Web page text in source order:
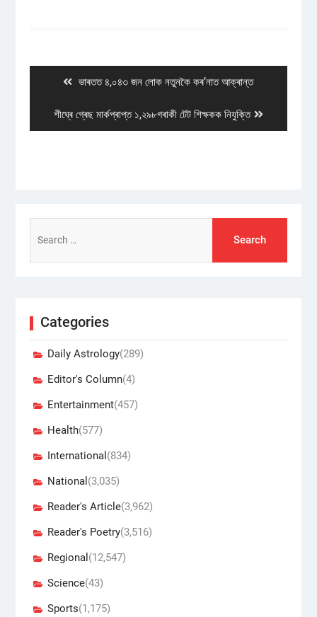
Previous
ভাৰতত ৪,০৪৩ জন লোক নতুনকৈ কৰ’নাত আক্ৰান্ত
Next
post:
শীঘ্ৰে গ্ৰেছ মাৰ্কপ্ৰাপ্ত ১,২৯৮গৰাকী টেট শিক্ষকক নিযুক্তি
for:
Categories
Daily Astrology(289)
Editor's Column(4)
Entertainment(457)
Health(577)
International (834)
National (3,035)
Reader's Article(3,962)
Reader's Poetry(3,516)
Regional (12,547)
Science(43)
Sports(1,175)